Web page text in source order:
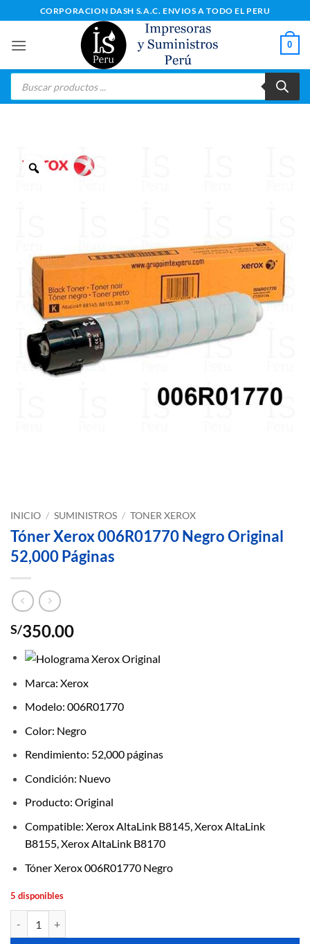
al
contenido
CORPORACION DASH S.A.C. ENVIOS A TODO EL PERU
0
Búsqueda
Zoom
INICIO / SUMINISTROS / TONER XEROX
Tóner Xerox 006R01770 Negro Original
52,000 Páginas
S/350.00
Marca: Xerox
Modelo: 006R01770
Color: Negro
Rendimiento: 52,000 páginas
Condición: Nuevo
Producto: Original
Compatible: Xerox AltaLink B8145, Xerox AltaLink
B8155, Xerox AltaLink B8170
Tóner Xerox 006R01770 Negro
5 disponibles